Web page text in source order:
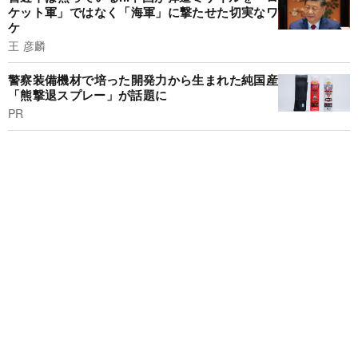
ケット軍」ではなく「海軍」に撃たせた切実なワ
ケ
王 彦麟
警察装備機材で培った開発力から生まれた純国産
「熊撃退スプレー」が話題に
PR